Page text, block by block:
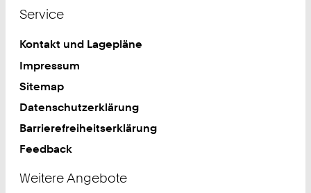
Service
Kontakt und Lagepläne
Impressum
Sitemap
Datenschutzerklärung
Barrierefreiheitserklärung
Feedback
Weitere Angebote